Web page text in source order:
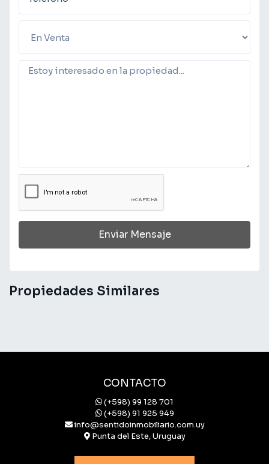
Enviar Mensaje
Propiedades Similares
CONTACTO
(+598) 99 128 701
(+598) 91 925 949
info@sentidoinmobiliario.com.uy
Punta del Este, Uruguay